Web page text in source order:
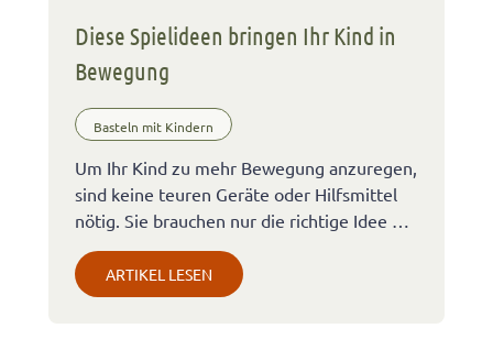
Diese Spielideen bringen Ihr Kind in
Bewegung
Basteln mit Kindern
Um Ihr Kind zu mehr Bewegung anzuregen,
sind keine teuren Geräte oder Hilfsmittel
nötig. Sie brauchen nur die richtige Idee …
ARTIKEL LESEN